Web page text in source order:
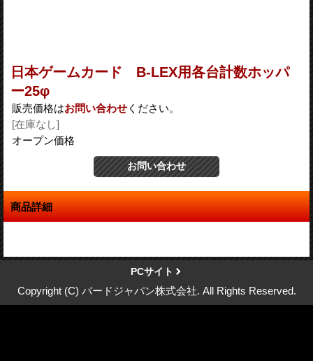
日本ゲームカード B-LEX用各台計数ホッパ
ー25φ
販売価格はお問い合わせ ください。
[在庫なし]
オープン価格
商品詳細
PCサイト
Copyright (C) バードジャパン株式会社. All Rights Reserved.